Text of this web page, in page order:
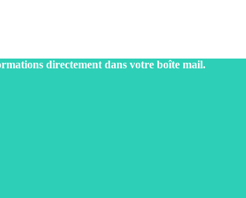
directement dans votre boîte mail.